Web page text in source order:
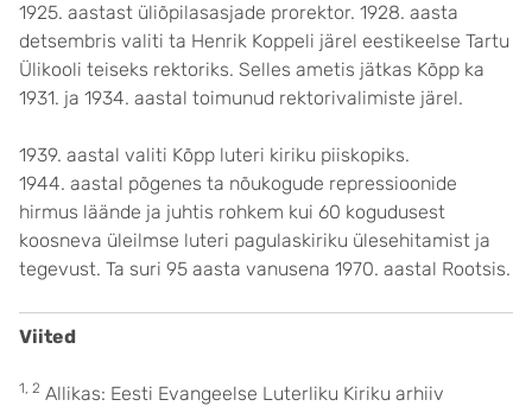
1925. aastast üliõpilasasjade prorektor. 1928. aasta
detsembris valiti ta Henrik Koppeli järel eestikeelse Tartu
Ülikooli teiseks rektoriks. Selles ametis jätkas Kõpp ka
1931. ja 1934. aastal toimunud rektorivalimiste järel.
1939. aastal valiti Kõpp luteri kiriku piiskopiks.
1944. aastal põgenes ta nõukogude repressioonide
hirmus läände ja juhtis rohkem kui 60 kogudusest
koosneva üleilmse luteri pagulaskiriku ülesehitamist ja
tegevust. Ta suri 95 aasta vanusena 1970. aastal Rootsis.
Viited
1, 2 Allikas: Eesti Evangeelse Luterliku Kiriku arhiiv